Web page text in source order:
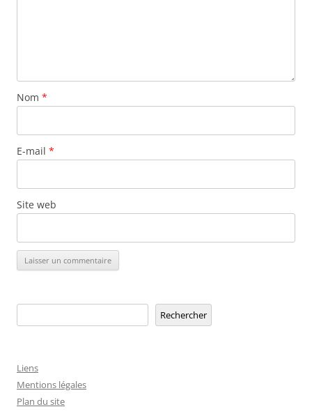
Nom *
E-mail *
Site web
Rechercher
Liens
Mentions légales
Plan du site